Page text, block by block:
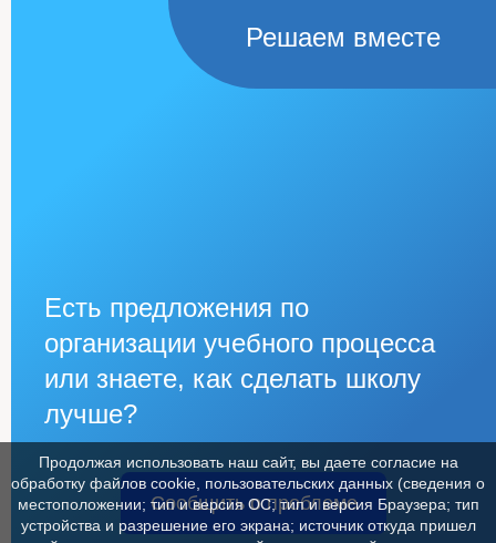
Решаем вместе
Есть предложения по
организации учебного процесса
или знаете, как сделать школу
лучше?
Сообщить о проблеме
Продолжая использовать наш сайт, вы даете согласие на
обработку файлов cookie, пользовательских данных (сведения о
местоположении; тип и версия ОС; тип и версия Браузера; тип
устройства и разрешение его экрана; источник откуда пришел